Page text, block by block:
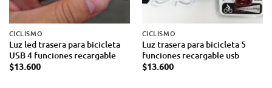
CICLISMO
Luz led trasera para bicicleta
USB 4 funciones recargable
$13.600
CICLISMO
Luz trasera para bicicleta 5
funciones recargable usb
$13.600